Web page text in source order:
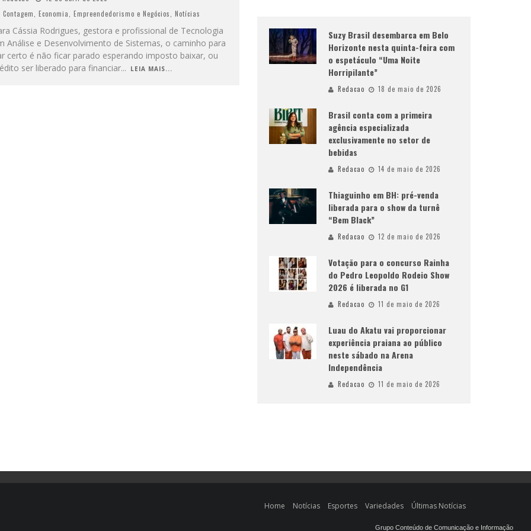
Contagem
Economia Empreendedorismo e Negócios Notícias
Cássia Rodrigues, gestora e profissional de Tecnologia
Análise e Desenvolvimento de Sistemas, o caminho para
certo é não ficar parado esperando imposto baixar, ou
ser liberado para financiar... LEIA MAIS...
Suzy Brasil desembarca em Belo
Horizonte nesta quinta-feira com
o espetáculo “Uma Noite
Horripilante”
Redacao 18 de maio de 2026
Brasil conta com a primeira
agência especializada
exclusivamente no setor de
bebidas
Redacao 14 de maio de 2026
Thiaguinho em BH: pré-venda
liberada para o show da turnê
“Bem Black”
Redacao 12 de maio de 2026
Votação para o concurso Rainha
do Pedro Leopoldo Rodeio Show
2026 é liberada no G1
Redacao 11 de maio de 2026
Luau do Akatu vai proporcionar
experiência praiana ao público
neste sábado na Arena
Independência
Redacao 11 de maio de 2026
Home Notícias Esportes Variedades Últimas Notícias
Grupo Conteúdo de Comunicação e Informação